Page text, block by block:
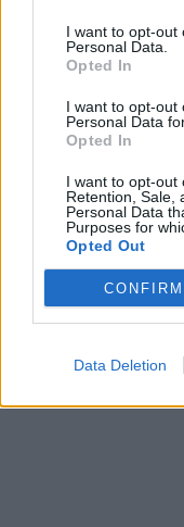
I want to opt-out
Personal Data.
Opted In
I want to opt-out
Personal Data
Opted In
I want to opt-out
Retention, Sale,
Personal Data
Purposes for
Opted Out
CONFIRM
Data Deletion